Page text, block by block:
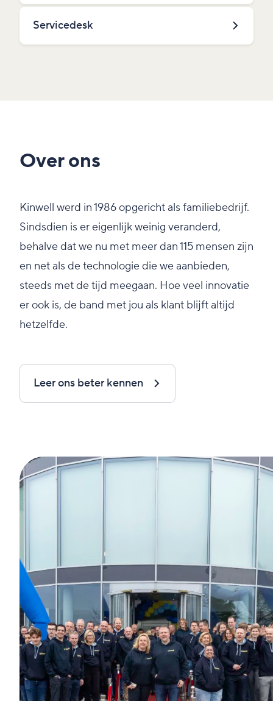
Servicedesk
Over ons
Kinwell werd in 1986 opgericht als familiebedrijf.
Sindsdien is er eigenlijk weinig veranderd,
behalve dat we nu met meer dan 115 mensen zijn
en net als de technologie die we aanbieden,
steeds met de tijd meegaan. Hoe veel innovatie
er ook is, de band met jou als klant blijft altijd
hetzelfde.
Leer ons beter kennen